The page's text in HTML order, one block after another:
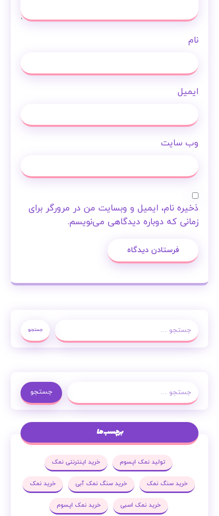
نام
ایمیل
وب‌ سایت
ذخیره نام، ایمیل و وبسایت من در مرورگر برای
زمانی که دوباره دیدگاهی می‌نویسم.
فرستادن دیدگاه
جستجو
جستجو
برچسب ها
تولید نمک اپسوم خرید اینترنتی نمک
خرید سنگ نمک خرید سنگ نمک آبی خرید نمک
خرید نمک اسبی خرید نمک اپسوم